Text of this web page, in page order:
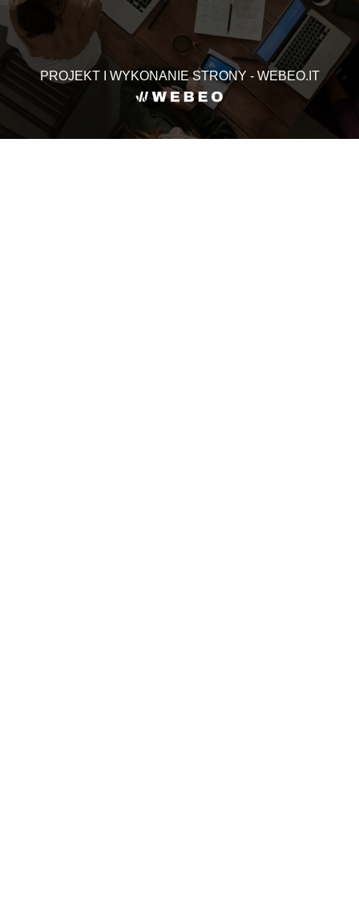
PROJEKT I WYKONANIE STRONY - WEBEO.IT